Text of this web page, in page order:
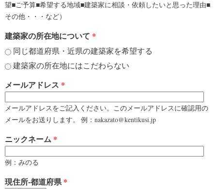
望■ご予算■希望する地域■建築家に相談・依頼したいと思った理由■
その他・・・など）
建築家の所在地について *
同じ都道府県・近県の建築家を希望する
建築家の所在地にはこだわらない
メールアドレス *
メールアドレスをご記入ください。このメールアドレスに確認用の
メールをお送りします。 例：nakazato@kentikusi.jp
ニックネーム *
例：みのる
現住所-都道府県*